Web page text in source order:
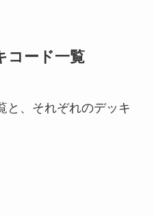
コード一覧
と、それぞれのデッキ